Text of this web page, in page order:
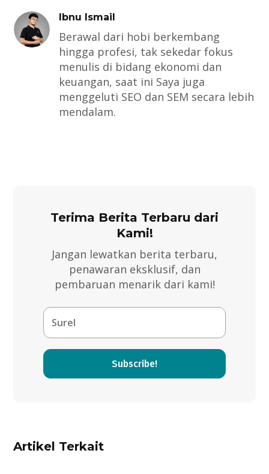
Ibnu Ismail
Berawal dari hobi berkembang
hingga profesi, tak sekedar fokus
menulis di bidang ekonomi dan
keuangan, saat ini Saya juga
menggeluti SEO dan SEM secara lebih
mendalam.
Terima Berita Terbaru dari
Kami!
Jangan lewatkan berita terbaru,
penawaran eksklusif, dan
pembaruan menarik dari kami!
Subscribe!
Artikel Terkait